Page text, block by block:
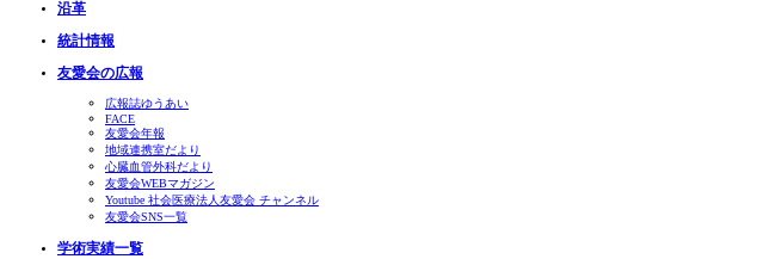
沿革
統計情報
友愛会の広報
広報誌ゆうあい
FACE
友愛会年報
地域連携室だより
心臓血管外科だより
友愛会WEBマガジン
Youtube 社会医療法人友愛会 チャンネル
友愛会SNS一覧
学術実績一覧